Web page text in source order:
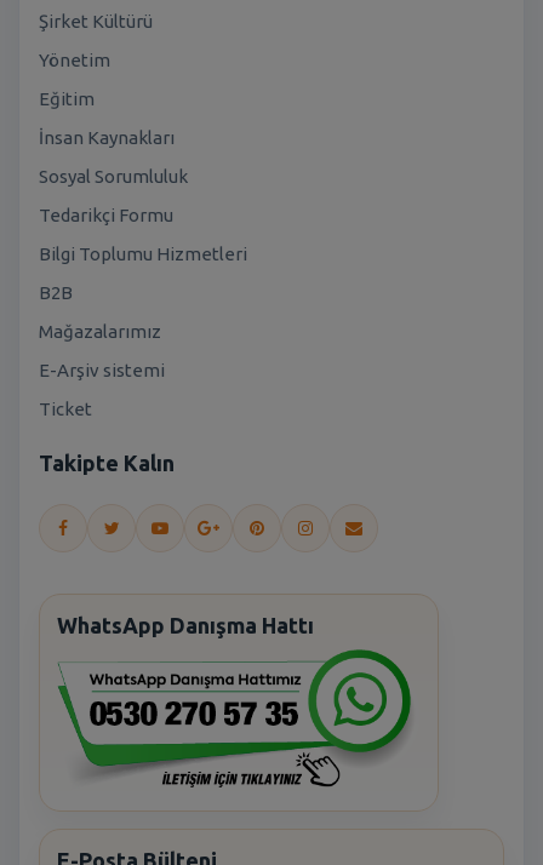
Şirket Kültürü
Yönetim
Eğitim
İnsan Kaynakları
Sosyal Sorumluluk
Tedarikçi Formu
Bilgi Toplumu Hizmetleri
B2B
Mağazalarımız
E-Arşiv sistemi
Ticket
Takipte Kalın
WhatsApp Danışma Hattı
E-Posta Bülteni